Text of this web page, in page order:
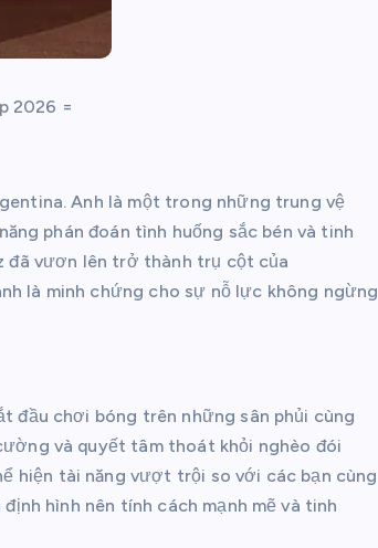
2026 =
Anh là một trong những trung vệ
phán đoán tình huống sắc bén và tinh
đã vươn lên trở thành trụ cột của
là minh chứng cho sự nỗ lực không ngừng
đầu chơi bóng trên những sân phủi cùng
và quyết tâm thoát khỏi nghèo đói
hiện tài năng vượt trội so với các bạn cùng
hình nên tính cách mạnh mẽ và tinh